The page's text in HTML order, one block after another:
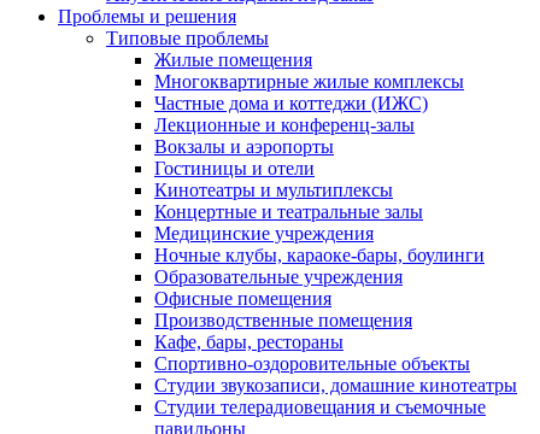
Проблемы и решения
Типовые проблемы
Жилые помещения
Многоквартирные жилые комплексы
Частные дома и коттеджи (ИЖС)
Лекционные и конференц-залы
Вокзалы и аэропорты
Гостиницы и отели
Кинотеатры и мультиплексы
Концертные и театральные залы
Медицинские учреждения
Ночные клубы, караоке-бары, боулинги
Образовательные учреждения
Офисные помещения
Производственные помещения
Кафе, бары, рестораны
Спортивно-оздоровительные объекты
Студии звукозаписи, домашние кинотеатры
Студии телерадиовещания и съемочные
павильоны